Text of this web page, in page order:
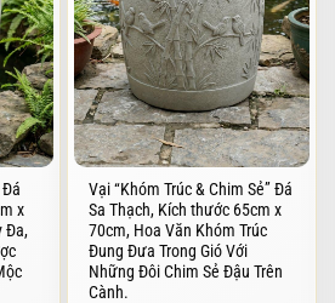
Đá
x
Đa,
Vại “Khóm Trúc & Chim Sẻ” Đá
Sa Thạch, Kích thước 65cm x
70cm, Hoa Văn Khóm Trúc
Đung Đưa Trong Gió Với
Những Đôi Chim Sẻ Đậu Trên
Cành.